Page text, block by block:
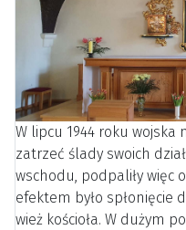
W lipcu 1944 roku wojska
zatrzeć ślady swoich
wschodu, podpaliły więc
efektem było spłonięcie
wież kościoła. W dużym